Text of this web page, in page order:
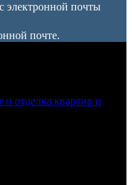
электронной почты
почте.
и отделка квартир и